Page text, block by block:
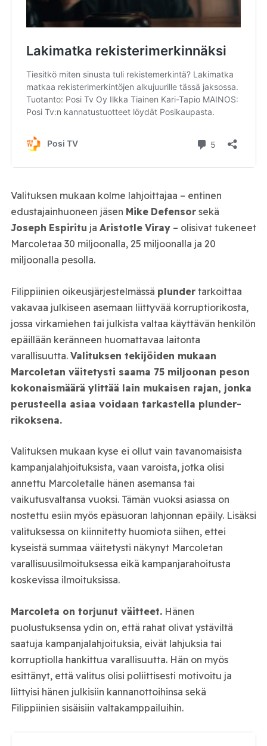
Valituksen mukaan kolme lahjoittajaa – entinen
edustajainhuoneen jäsen Mike Defensorsekä
Joseph Espiritu ja Aristotle Viray– olisivat tukeneet
Marcoletaa 30 miljoonalla, 25 miljoonalla ja 20
miljoonalla pesolla.
Filippiinien oikeusjärjestelmässä plundertarkoittaa
vakavaa julkiseen asemaan liittyvää korruptiorikosta,
jossa virkamiehen tai julkista valtaa käyttävän henkilön
epäillään keränneen huomattavaa laitonta
varallisuutta. Valituksen tekijöiden mukaan
Marcoletan väitetysti saama 75 miljoonan peson
kokonaismäärä ylittää lain mukaisen rajan, jonka
perusteella asiaa voidaan tarkastella plunder-
rikoksena.
Valituksen mukaan kyse ei ollut vain tavanomaisista
kampanjalahjoituksista, vaan varoista, jotka olisi
annettu Marcoletalle hänen asemansa tai
vaikutusvaltansa vuoksi. Tämän vuoksi asiassa on
nostettu esiin myös epäsuoran lahjonnan epäily. Lisäksi
valituksessa on kiinnitetty huomiota siihen, ettei
kyseistä summaa väitetysti näkynyt Marcoletan
varallisuusilmoituksessa eikä kampanjarahoitusta
koskevissa ilmoituksissa.
Marcoleta on torjunut väitteet.Hänen
puolustuksensa ydin on, että rahat olivat ystäviltä
saatuja kampanjalahjoituksia, eivät lahjuksia tai
korruptiolla hankittua varallisuutta. Hän on myös
esittänyt, että valitus olisi poliittisesti motivoitu ja
liittyisi hänen julkisiin kannanottoihinsa sekä
Filippiinien sisäisiin valtakamppailuihin.